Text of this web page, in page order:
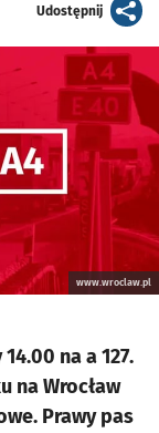
Udostępnijartykuł
www.wroclaw.pl
na a 127.
na Wrocław
Prawy pas